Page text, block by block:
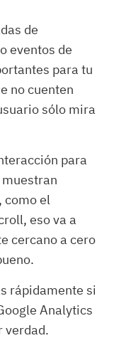
de
eventos de
para tu
no cuenten
sólo mira
para
como el
eso va a
cercano a cero
rápidamente si
Analytics
verdad.